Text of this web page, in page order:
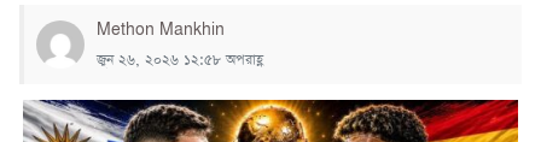
Methon Mankhin
জুন ২৬, ২০২৬ ১২:৫৮ অপরাহ্ণ